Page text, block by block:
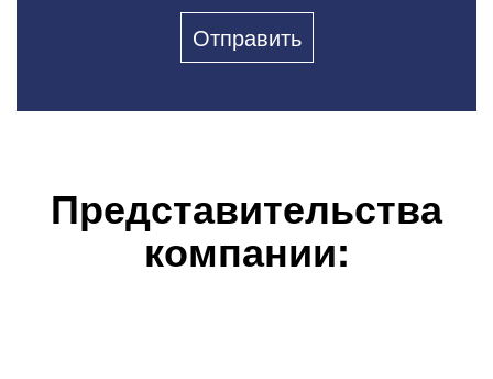
Представительства
компании: